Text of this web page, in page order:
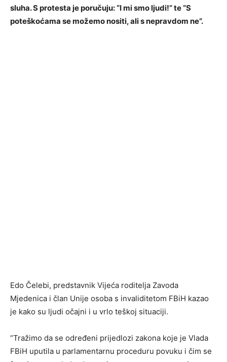
sluha. S protesta je poručuju: “I mi smo ljudi!” te “S
poteškoćama se možemo nositi, ali s nepravdom ne”.
Edo Čelebi, predstavnik Vijeća roditelja Zavoda
Mjedenica i član Unije osoba s invaliditetom FBiH kazao
je kako su ljudi očajni i u vrlo teškoj situaciji.
“Tražimo da se određeni prijedlozi zakona koje je Vlada
FBiH uputila u parlamentarnu proceduru povuku i čim se